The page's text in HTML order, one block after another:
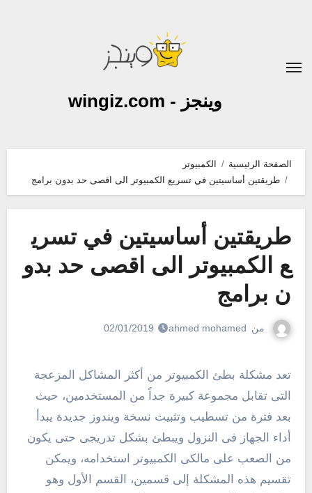
وينجز - wingiz.com
الصفحة الرئيسية
الكمبيوتر
طريقتين أساسيتين في تسريع الكمبيوتر الى اقصى حد بدون برامج
طريقتين أساسيتين في تسري
ع الكمبيوتر الى اقصى حد بدو
ن برامج
من ahmed mohamed
02/01/2019
تعد مشكلة بطئ الكمبيوتر من أكثر المشاكل المزعجة
التى تقابل مجموعة كبيرة جداً من المستخدمين، حيث
بعد فترة من تسطيب وتثبيت نسخة ويندوز جديدة يبدأ
أداء الجهاز فى النزول ويبطئ بشكل تدريجى حتى يكون
من الصعب على مالكى الكمبيوتر استخدامه، ويمكن
تقسيم هذه المشكلة إلى قسمين، القسم الأول وهو